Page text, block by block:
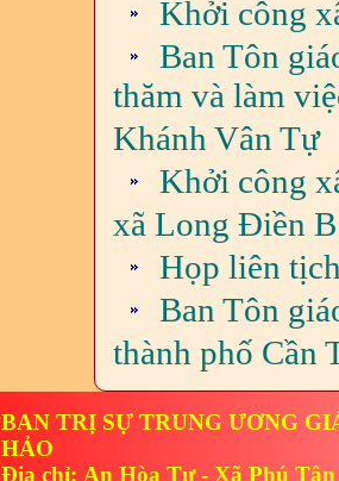
Khởi công
Ban Tôn
thăm và làm
Khánh Vân Tự
Khởi công
xã Long Điền B
Họp liên
Ban Tôn
thành phố Cần
BAN TRỊ SỰ TRUNG ƯƠNG
HẢO
Địa chỉ: An Hòa Tự - Xã Phú